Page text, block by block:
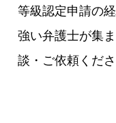
等級認定申請の
強い弁護士が集
談・ご依頼くださ